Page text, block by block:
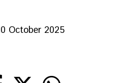
October 2025